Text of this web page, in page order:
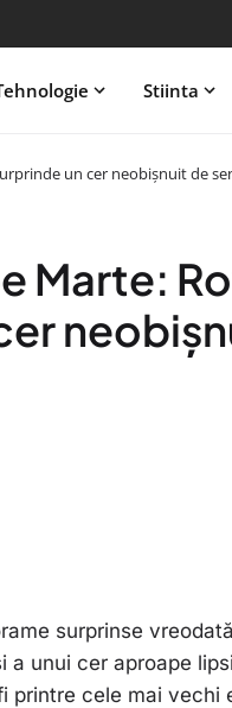
Stiinta
un cer neobișnuit de
Marte:
surprinse
a unui cer aproape
printre cele mai vechi